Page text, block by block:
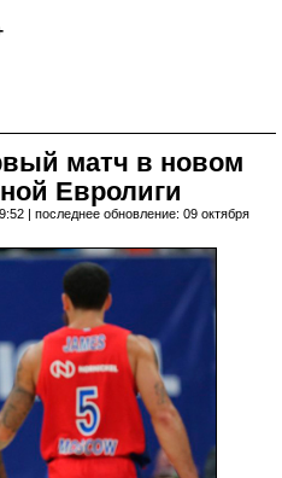
матч в новом
Евролиги
| последнее обновление: 09 октября